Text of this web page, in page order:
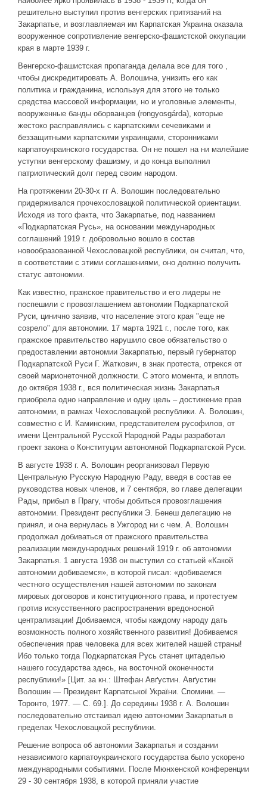
решительно выступил против венгерских притязаний на
Закарпатье, и возглавляемая им Карпатская Украина оказала
вооруженное сопротивление венгерско-фашистской оккупации
края в марте 1939 г.
Венгерско-фашистская пропаганда делала все для того ,
чтобы дискредитировать А. Волошина, унизить его как
политика и гражданина, используя для этого не только
средства массовой информации, но и уголовные элементы,
вооруженные банды оборванцев (rongyosgárda), которые
жестоко расправлялись с карпатскими сечевиками и
беззащитными карпатскими украинцами, сторонниками
карпатоукраинского государства. Он не пошел на ни малейшие
уступки венгерскому фашизму, и до конца выполнил
патриотический долг перед своим народом.
На протяжении 20-30-х гг А. Волошин последовательно
придерживался прочехословацкой политической ориентации.
Исходя из того факта, что Закарпатье, под названием
«Подкарпатская Русь», на основании международных
соглашений 1919 г. добровольно вошло в состав
новообразованной Чехословацкой республики, он считал, что,
в соответствии с этими соглашениями, оно должно получить
статус автономии.
Как известно, пражское правительство и его лидеры не
поспешили с провозглашением автономии Подкарпатской
Руси, цинично заявив, что население этого края "еще не
созрело" для автономии. 17 марта 1921 г., после того, как
пражское правительство нарушило свое обязательство о
предоставлении автономии Закарпатью, первый губернатор
Подкарпатской Руси Г. Жаткович, в знак протеста, отрекся от
своей марионеточной должности. С этого момента, и вплоть
до октября 1938 г., вся политическая жизнь Закарпатья
приобрела одно направление и одну цель – достижение прав
автономии, в рамках Чехословацкой республики. А. Волошин,
совместно с И. Каминским, представителем русофилов, от
имени Центральной Русской Народной Рады разработал
проект закона о Конституции автономной Подкарпатской Руси.
В августе 1938 г. А. Волошин реорганизовал Первую
Центральную Русскую Народную Раду, введя в состав ее
руководства новых членов, и 7 сентября, во главе делегации
Рады, прибыл в Прагу, чтобы добиться провозглашения
автономии. Президент республики Э. Бенеш делегацию не
принял, и она вернулась в Ужгород ни с чем. А. Волошин
продолжал добиваться от пражского правительства
реализации международных решений 1919 г. об автономии
Закарпатья. 1 августа 1938 он выступил со статьей «Какой
автономии добиваемся», в которой писал: «добиваемся
честного осуществления нашей автономии по законам
мировых договоров и конституционного права, и протестуем
против искусственного распространения вредоносной
централизации! Добиваемся, чтобы каждому народу дать
возможность полного хозяйственного развития! Добиваемся
обеспечения прав человека для всех жителей нашей страны!
Ибо только тогда Подкарпатская Русь станет цитаделью
нашего государства здесь, на восточной оконечности
республики!» [Цит. за кн.: Штефан Авґустин. Авґустин
Волошин — Президент Карпатської України. Спомини. —
Торонто, 1977. — С. 69.]. До середины 1938 г. А. Волошин
последовательно отстаивал идею автономии Закарпатья в
пределах Чехословацкой республики.
Решение вопроса об автономии Закарпатья и создании
независимого карпатоукраинского государства было ускорено
международными событиями. После Мюнхенской конференции
29 - 30 сентября 1938, в которой приняли участие